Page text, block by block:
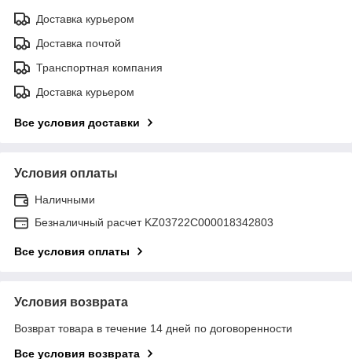
Доставка курьером
Доставка почтой
Транспортная компания
Доставка курьером
Все условия доставки
Условия оплаты
Наличными
Безналичный расчет KZ03722C000018342803
Все условия оплаты
Условия возврата
Возврат товара в течение 14 дней по договоренности
Все условия возврата